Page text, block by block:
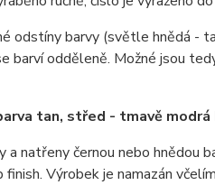
odstíny barvy (světle hnědá -
barví odděleně. Možné jsou
tan, střed - tmavě modrá
a natřeny černou nebo hnědou
Výrobek je namazán